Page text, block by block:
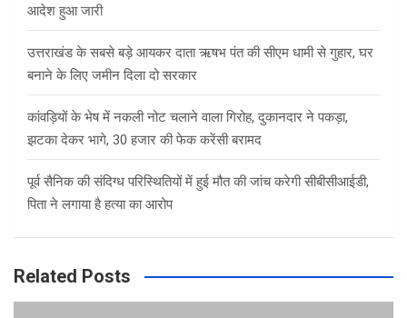
आदेश हुआ जारी
उत्तराखंड के सबसे बड़े आयकर दाता ऋषभ पंत की सीएम धामी से गुहार, घर
बनाने के लिए जमीन दिला दो सरकार
कांवड़ियों के भेष में नकली नोट चलाने वाला गिरोह, दुकानदार ने पकड़ा,
झटका देकर भागे, 30 हजार की फेक करेंसी बरामद
पूर्व सैनिक की संदिग्ध परिस्थितियों में हुई मौत की जांच करेगी सीबीसीआईडी,
पिता ने लगाया है हत्या का आरोप
Related Posts